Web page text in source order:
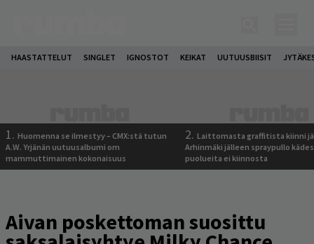
HAASTATTELUT SINGLET IGNOSTOT KEIKAT UUTUUSBIISIT
1. Huomenna se ilmestyy – CMX:stä tutun
A.W. Yrjänän uutuusalbumi om
mammuttimainen kokonaisuus
2. Laittomasta graffitista kiinni
Arhinmäki jälleen spraypullo
puolueita ei kiinnosta
Aivan poskettoman suosittu